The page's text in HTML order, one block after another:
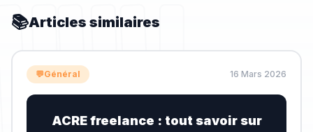
📚Articles similaires
💬Général 16 Mars 2026
ACRE freelance : tout savoir sur